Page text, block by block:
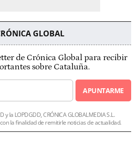
GLOBAL
de Crónica Global para recibir
sobre Cataluña.
APUNTARME
y la LOPDGDD, CRÓNICA GLOBALMEDIA S.L.
la finalidad de remitirle noticias de actualidad.